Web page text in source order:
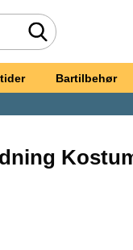
Foretag søgning
Bartilbehør